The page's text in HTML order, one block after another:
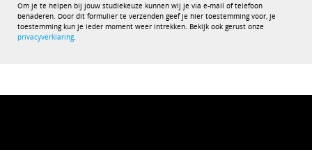
Om je te helpen bij jouw studiekeuze kunnen wij je via e-mail of telefoon
benaderen. Door dit formulier te verzenden geef je hier toestemming voor, je
toestemming kun je ieder moment weer intrekken. Bekijk ook gerust onze
privacyverklaring.